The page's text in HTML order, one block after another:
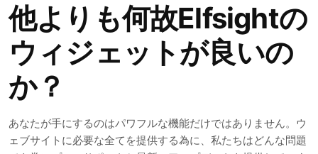
他よりも何故Elfsightの
ウィジェットが良いの
か？
あなたが手にするのはパワフルな機能だけではありません。ウ
ェブサイトに必要な全てを提供する為に、私たちはどんな問題